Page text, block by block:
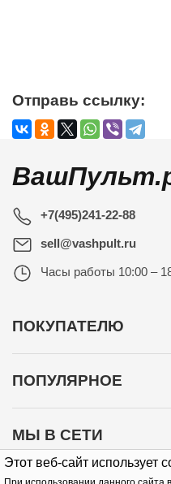
Этот веб-сайт использует
Отправь ссылку:
+7(495)241-22-88
sell@vashpult.ru
Часы работы 10:00 –
ПОКУПАТЕЛЮ
ПОПУЛЯРНОЕ
МЫ В СЕТИ